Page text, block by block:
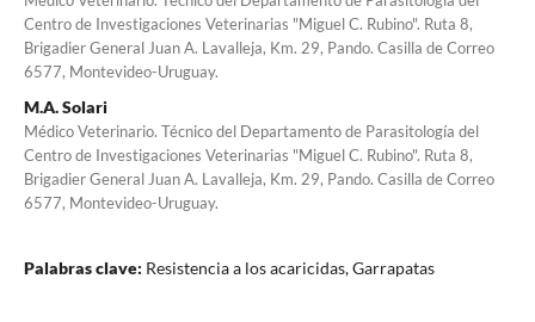
Centro de Investigaciones Veterinarias "Miguel C. Rubino". Ruta 8,
Brigadier General Juan A. Lavalleja, Km. 29, Pando. Casilla de Correo
6577, Montevideo-Uruguay.
M.A. Solari
Médico Veterinario. Técnico del Departamento de Parasitología del
Centro de Investigaciones Veterinarias "Miguel C. Rubino". Ruta 8,
Brigadier General Juan A. Lavalleja, Km. 29, Pando. Casilla de Correo
6577, Montevideo-Uruguay.
Palabras clave: Resistencia a los acaricidas, Garrapatas